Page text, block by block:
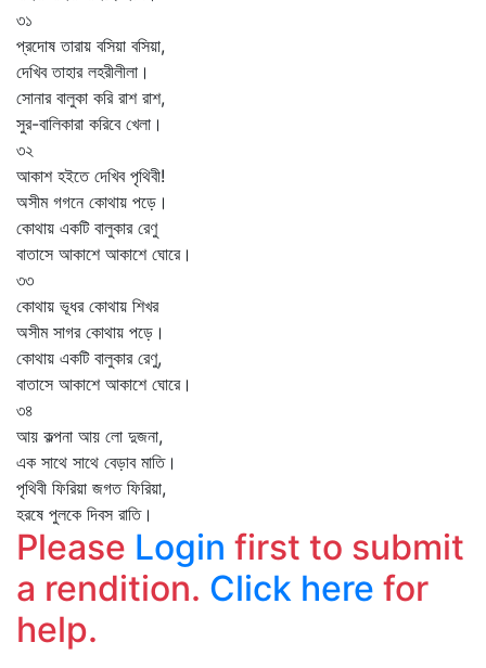
৩১
প্রদোষ তারায় বসিয়া বসিয়া,
দেখিব তাহার লহরীলীলা।
সোনার বালুকা করি রাশ রাশ,
সুর-বালিকারা করিবে খেলা।
৩২
আকাশ হইতে দেখিব পৃথিবী!
অসীম গগনে কোথায় পড়ে।
কোথায় একটি বালুকার রেণু
বাতাসে আকাশে আকাশে ঘোরে।
৩৩
কোথায় ভূধর কোথায় শিখর
অসীম সাগর কোথায় পড়ে।
কোথায় একটি বালুকার রেণু,
বাতাসে আকাশে আকাশে ঘোরে।
৩৪
আয় কল্পনা আয় লো দুজনা,
এক সাথে সাথে বেড়াব মাতি।
পৃথিবী ফিরিয়া জগত ফিরিয়া,
হরষে পুলকে দিবস রাতি।
Please Login first to submit
a rendition. Click here for
help.